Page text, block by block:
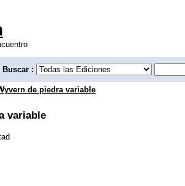
Buscar :
de piedra variable
variable